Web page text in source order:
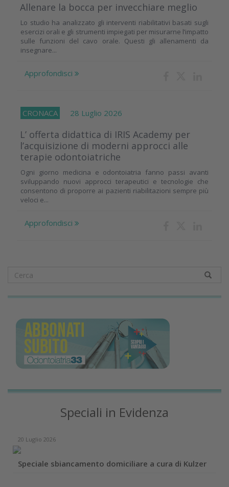
Allenare la bocca per invecchiare meglio
Lo studio ha analizzato gli interventi riabilitativi basati sugli
esercizi orali e gli strumenti impiegati per misurarne l’impatto
sulle funzioni del cavo orale. Questi gli allenamenti da
insegnare...
Approfondisci
CRONACA 28 Luglio 2026
L’ offerta didattica di IRIS Academy per
l’acquisizione di moderni approcci alle
terapie odontoiatriche
Ogni giorno medicina e odontoiatria fanno passi avanti
sviluppando nuovi approcci terapeutici e tecnologie che
consentono di proporre ai pazienti riabilitazioni sempre più
veloci e...
Approfondisci
Speciali in Evidenza
20 Luglio 2026
Speciale sbiancamento domiciliare a cura di Kulzer